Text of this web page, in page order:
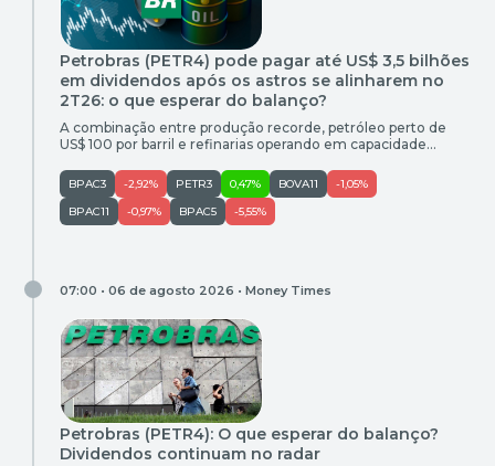
Petrobras (PETR4) pode pagar até US$ 3,5 bilhões
em dividendos após os astros se alinharem no
2T26: o que esperar do balanço?
A combinação entre produção recorde, petróleo perto de
US$ 100 por barril e refinarias operando em capacidade
de cerca de R$ 45 bilhões e uma nova distribuição bilionária
de dividendos
BPAC3 -2,92% PETR3 0,47% BOVA11
-1,05%
BPAC11
-0,97% BPAC5 -5,55%
07:00 • 06 de agosto 2026 • Money Times
Petrobras (PETR4): O que esperar do balanço?
Dividendos continuam no radar